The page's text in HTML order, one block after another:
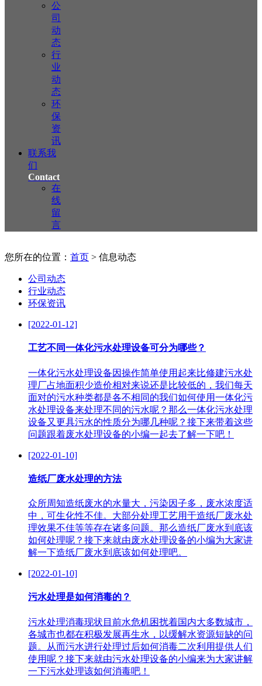
公
司
动
态
行
业
动
态
环
保
资
讯
联系我
们
Contact
在
线
留
言
您所在的位置： 首页 > 信息动态
公司动态
行业动态
环保资讯
[2022-01-12]
工艺不同一体化污水处理设备可分为哪些？
一体化污水处理设备因操作简单使用起来比修建污水处
理厂占地面积少造价相对来说还是比较低的，我们每天
面对的污水种类都是各不相同的我们如何使用一体化污
水处理设备来处理不同的污水呢？那么一体化污水处理
设备又更具污水的性质分为哪几种呢？接下来带着这些
问题跟着废水处理设备的小编一起去了解一下吧！
[2022-01-10]
造纸厂废水处理的方法
众所周知造纸废水的水量大，污染因子多，废水浓度适
中，可生化性不佳。大部分处理工艺用于造纸厂废水处
理效果不佳等等存在诸多问题。那么造纸厂废水到底该
如何处理呢？接下来就由废水处理设备的小编为大家讲
解一下造纸厂废水到底该如何处理吧。
[2022-01-10]
污水处理是如何消毒的？
污水处理消毒现状目前水危机困扰着国内大多数城市，
各城市也都在积极发展再生水，以缓解水资源短缺的问
题。从而污水进行处理过后如何消毒二次利用提供人们
使用呢？接下来就由污水处理设备的小编来为大家讲解
一下污水处理该如何消毒吧！